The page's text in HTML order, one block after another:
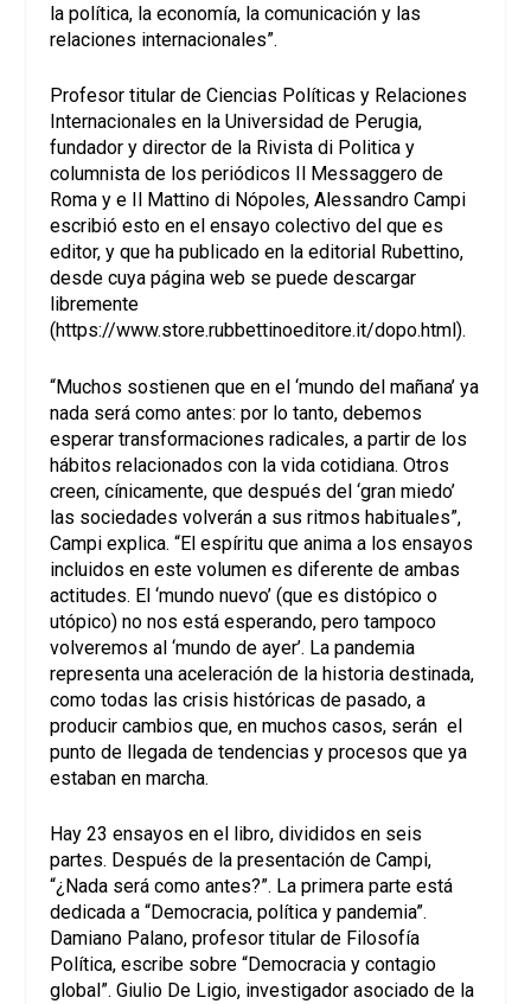
la política, la economía, la comunicación y las
relaciones internacionales”.
Profesor titular de Ciencias Políticas y Relaciones
Internacionales en la Universidad de Perugia,
fundador y director de la Rivista di Politica y
columnista de los periódicos Il Messaggero de
Roma y e Il Mattino di Nópoles, Alessandro Campi
escribió esto en el ensayo colectivo del que es
editor, y que ha publicado en la editorial Rubettino,
desde cuya página web se puede descargar
libremente
(https://www.store.rubbettinoeditore.it/dopo.html).
“Muchos sostienen que en el ‘mundo del mañana’ ya
nada será como antes: por lo tanto, debemos
esperar transformaciones radicales, a partir de los
hábitos relacionados con la vida cotidiana. Otros
creen, cínicamente, que después del ‘gran miedo’
las sociedades volverán a sus ritmos habituales”,
Campi explica. “El espíritu que anima a los ensayos
incluidos en este volumen es diferente de ambas
actitudes. El ‘mundo nuevo’ (que es distópico o
utópico) no nos está esperando, pero tampoco
volveremos al ‘mundo de ayer’. La pandemia
representa una aceleración de la historia destinada,
como todas las crisis históricas de pasado, a
producir cambios que, en muchos casos, serán el
punto de llegada de tendencias y procesos que ya
estaban en marcha.
Hay 23 ensayos en el libro, divididos en seis
partes. Después de la presentación de Campi,
“¿Nada será como antes?”. La primera parte está
dedicada a “Democracia, política y pandemia”.
Damiano Palano, profesor titular de Filosofía
Política, escribe sobre “Democracia y contagio
global”. Giulio De Ligio, investigador asociado de la